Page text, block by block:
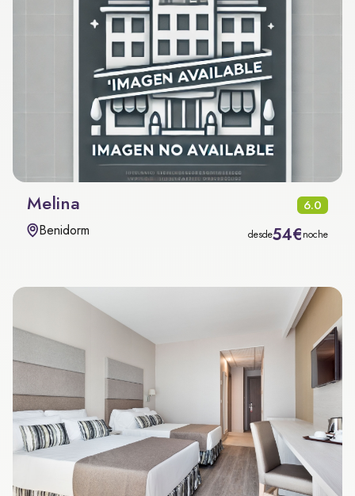
Melina 6.0
Benidorm desde54€noche